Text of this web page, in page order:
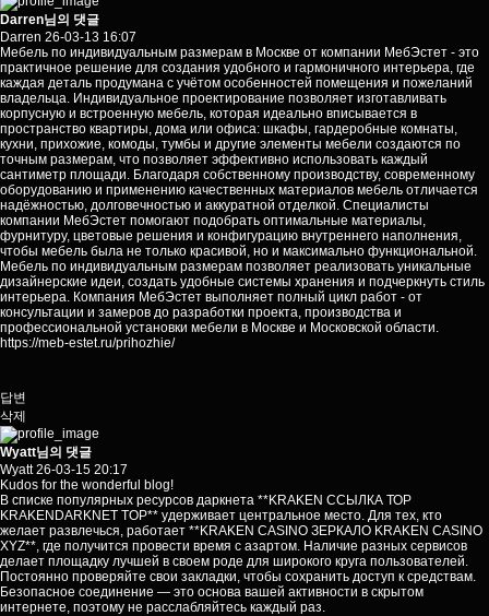
Darren님의 댓글
Darren 26-03-13 16:07
Мебель по индивидуальным размерам в Москве от компании МебЭстет - это
практичное решение для создания удобного и гармоничного интерьера, где
каждая деталь продумана с учётом особенностей помещения и пожеланий
владельца. Индивидуальное проектирование позволяет изготавливать
корпусную и встроенную мебель, которая идеально вписывается в
пространство квартиры, дома или офиса: шкафы, гардеробные комнаты,
кухни, прихожие, комоды, тумбы и другие элементы мебели создаются по
точным размерам, что позволяет эффективно использовать каждый
сантиметр площади. Благодаря собственному производству, современному
оборудованию и применению качественных материалов мебель отличается
надёжностью, долговечностью и аккуратной отделкой. Специалисты
компании МебЭстет помогают подобрать оптимальные материалы,
фурнитуру, цветовые решения и конфигурацию внутреннего наполнения,
чтобы мебель была не только красивой, но и максимально функциональной.
Мебель по индивидуальным размерам позволяет реализовать уникальные
дизайнерские идеи, создать удобные системы хранения и подчеркнуть стиль
интерьера. Компания МебЭстет выполняет полный цикл работ - от
консультации и замеров до разработки проекта, производства и
профессиональной установки мебели в Москве и Московской области.
https://meb-estet.ru/prihozhie/
답변
삭제
Wyatt님의 댓글
Wyatt 26-03-15 20:17
Kudos for the wonderful blog!
В списке популярных ресурсов даркнета **KRAKEN ССЫЛКА ТОР
KRAKENDARKNET TOP** удерживает центральное место. Для тех, кто
желает развлечься, работает **KRAKEN CASINO ЗЕРКАЛО KRAKEN CASINO
XYZ**, где получится провести время с азартом. Наличие разных сервисов
делает площадку лучшей в своем роде для широкого круга пользователей.
Постоянно проверяйте свои закладки, чтобы сохранить доступ к средствам.
Безопасное соединение — это основа вашей активности в скрытом
интернете, поэтому не расслабляйтесь каждый раз.